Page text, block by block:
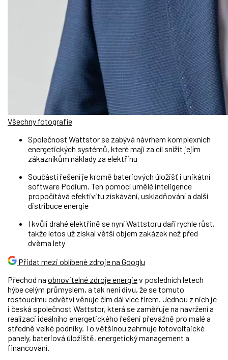
Všechny fotografie
Společnost Wattstor se zabývá návrhem komplexních
energetických systémů, které mají za cíl snížit jejím
zákazníkům náklady za elektřinu
Součástí řešení je kromě bateriových úložišť i unikátní
software Podium. Ten pomocí umělé inteligence
propočítává efektivitu získávání, uskladňování a další
distribuce energie
I kvůli drahé elektřině se nyní Wattstoru daří rychle růst,
takže letos už získal větší objem zakázek než před
dvěma lety
Přidat mezi oblíbené zdroje na Googlu
Přechod na obnovitelné zdroje energiev posledních letech
hýbe celým průmyslem, a tak není divu, že se tomuto
rostoucímu odvětví věnuje čím dál více firem. Jednou z nich je
i česká společnost Wattstor, která se zaměřuje na navržení a
realizaci ideálního energetického řešení převážně pro malé a
středně velké podniky. To většinou zahrnuje fotovoltaické
panely, bateriová úložiště, energetický management a
financování.